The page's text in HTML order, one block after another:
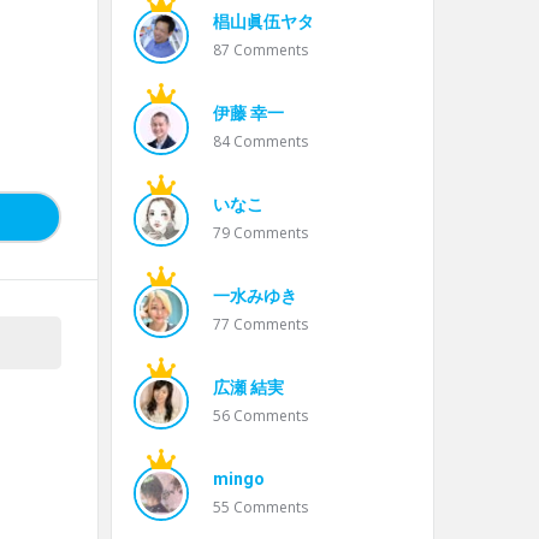
椙山眞伍ヤタ
87 Comments
伊藤 幸一
84Comments
いなこ
79 Comments
一水みゆき
77 Comments
広瀬 結実
56 Comments
mingo
55 Comments